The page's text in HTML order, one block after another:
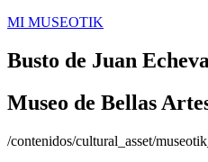
MI MUSEOTIK
Busto de Juan
Museo de Bellas
/contenidos/cultural_asset/